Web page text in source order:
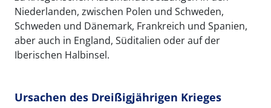
Niederlanden, zwischen Polen und Schweden,
Schweden und Dänemark, Frankreich und Spanien,
aber auch in England, Süditalien oder auf der
Iberischen Halbinsel.
Ursachen des Dreißigjährigen Krieges